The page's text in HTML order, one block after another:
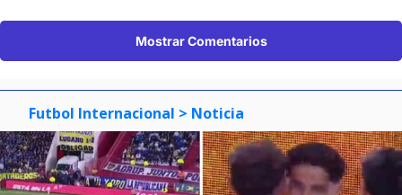
Mostrar Comentarios
Futbol Internacional > Noticia